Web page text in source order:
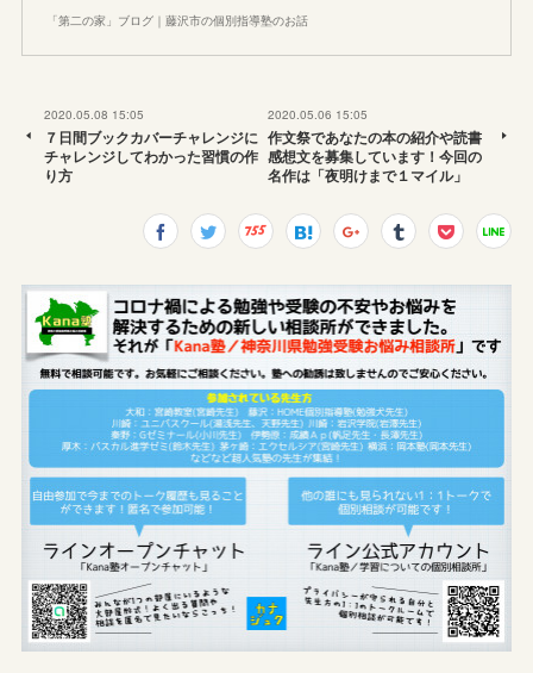
「第二の家」ブログ｜藤沢市の個別指導塾のお話
2020.05.08 15:05
７日間ブックカバーチャレンジに
チャレンジしてわかった習慣の作
り方
2020.05.06 15:05
作文祭であなたの本の紹介や読書
感想文を募集しています！今回の
名作は「夜明けまで１マイル」